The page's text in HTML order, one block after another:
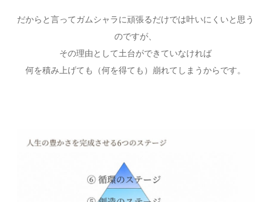
だからと言ってガムシャラに頑張るだけでは叶いにくいと思う
のですが、
その理由として土台ができていなければ
何を積み上げても（何を得ても）崩れてしまうからです。